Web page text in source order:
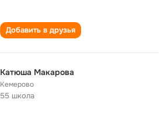
Добавить в друзья
Катюша Макарова
Кемерово
55 школа